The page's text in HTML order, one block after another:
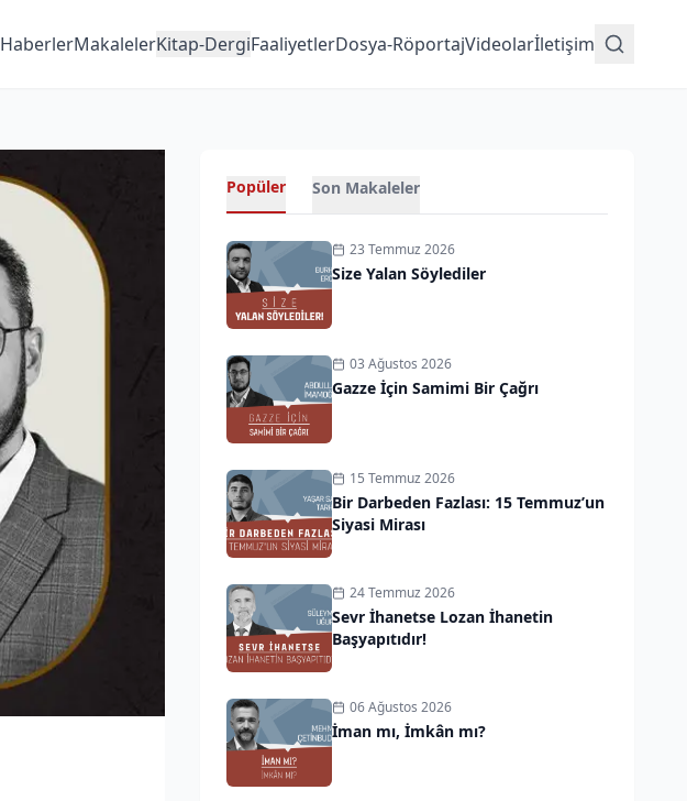
HaberlerMakalelerKitap-DergiFaaliyetlerDosya-RöportajVideolarİletişim
Popüler Son Makaleler
23 Temmuz 2026
Size Yalan Söylediler
03 Ağustos 2026
Gazze İçin Samimi Bir Çağrı
15 Temmuz 2026
Bir Darbeden Fazlası: 15 Temmuz’un
Siyasi Mirası
24 Temmuz 2026
Sevr İhanetse Lozan İhanetin
Başyapıtıdır!
06 Ağustos 2026
İman mı, İmkân mı?